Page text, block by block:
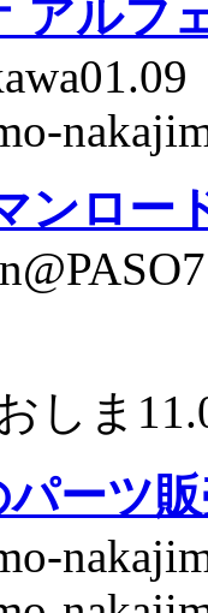
アルフ
ンロー
しま
ーツ